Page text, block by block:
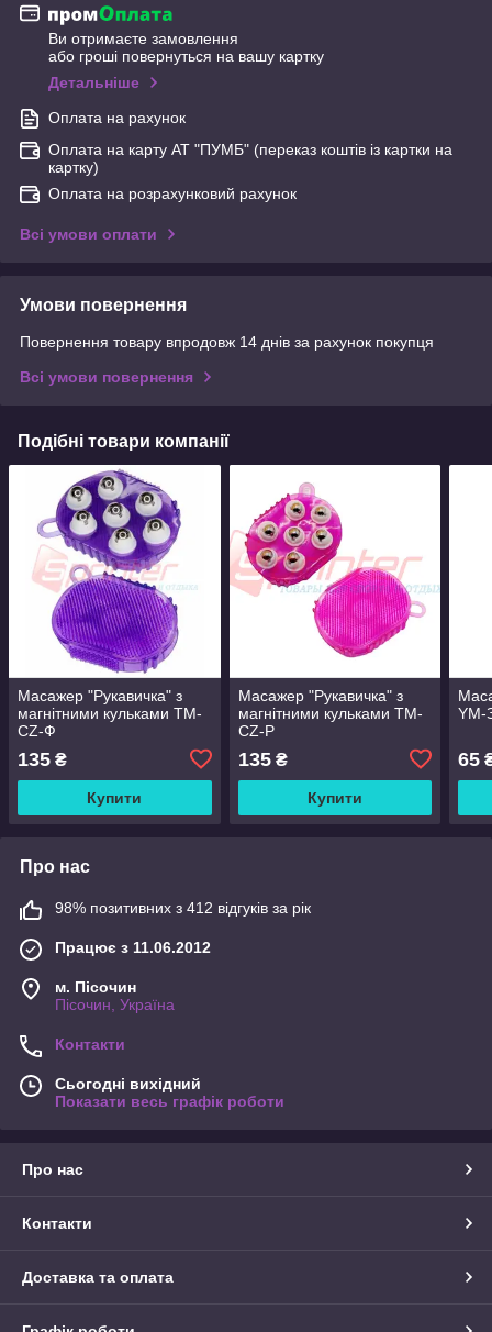
Ви отримаєте замовлення
або гроші повернуться на вашу картку
Детальніше
Оплата на рахунок
Оплата на карту АТ "ПУМБ" (переказ коштів із картки на
картку)
Оплата на розрахунковий рахунок
Всі умови оплати
Умови повернення
Повернення товару впродовж 14 днів за рахунок покупця
Всі умови повернення
Подібні товари компанії
Масажер "Рукавичка" з
магнітними кульками TM-
CZ-Ф
135 ₴
Купити
Масажер "Рукавичка" з
магнітними кульками TM-
CZ-Р
135₴
Купити
YM-
65
Про нас
98% позитивних з 412 відгуків за рік
Працює з 11.06.2012
м. Пісочин
Пісочин, Україна
Контакти
Сьогодні вихідний
Показати весь графік роботи
Про нас
Контакти
Доставка та оплата